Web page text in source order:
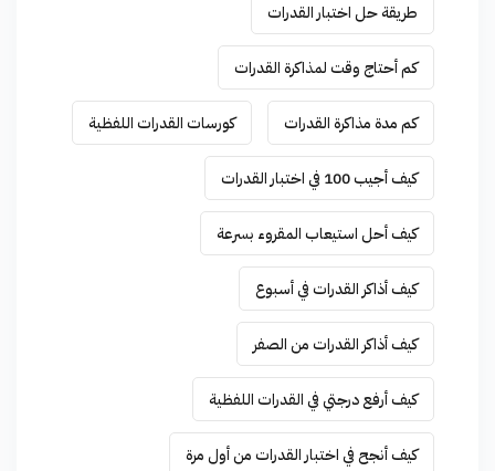
طريقة حل اختبار القدرات
كم أحتاج وقت لمذاكرة القدرات
كم مدة مذاكرة القدرات كورسات القدرات اللفظية
كيف أجيب 100 في اختبار القدرات
كيف أحل استيعاب المقروء بسرعة
كيف أذاكر القدرات في أسبوع
كيف أذاكر القدرات من الصفر
كيف أرفع درجتي في القدرات اللفظية
كيف أنجح في اختبار القدرات من أول مرة